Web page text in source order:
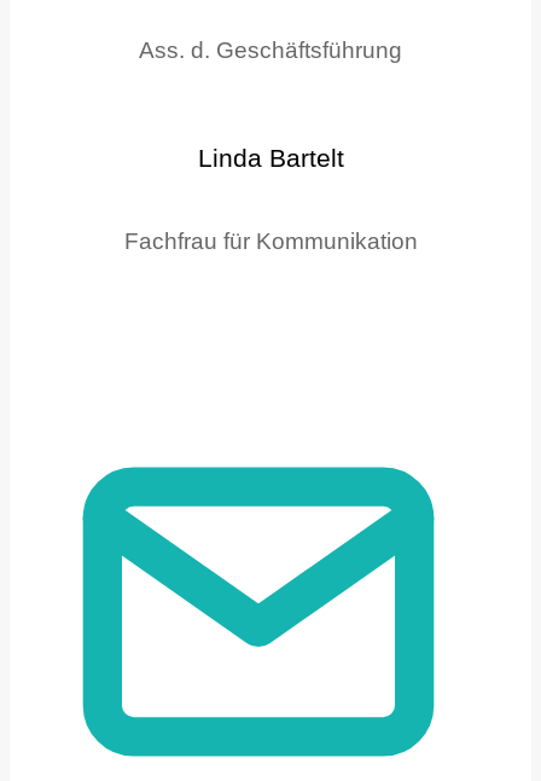
Ass. d. Geschäftsführung
Linda Bartelt
Fachfrau für Kommunikation